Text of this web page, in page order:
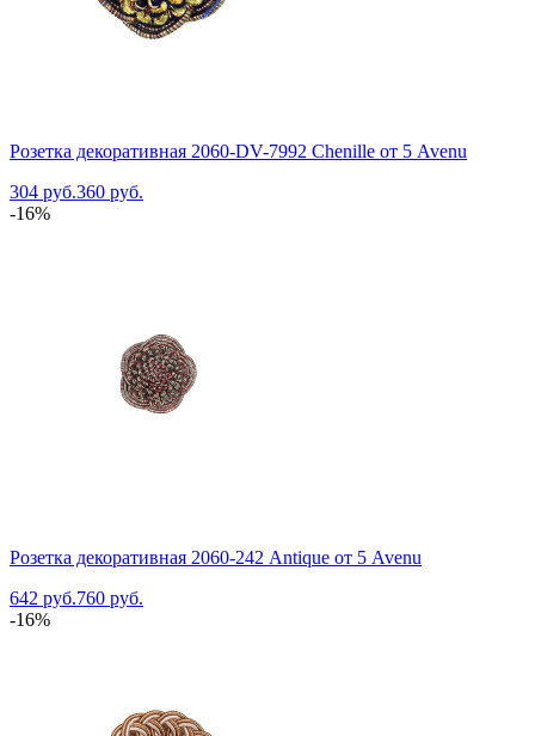
Розетка декоративная 2060-DV-7992 Chenille от 5 Avenu
304 руб.360 руб.
-16%
Розетка декоративная 2060-242 Antique от 5 Avenu
642 руб.760 руб.
-16%